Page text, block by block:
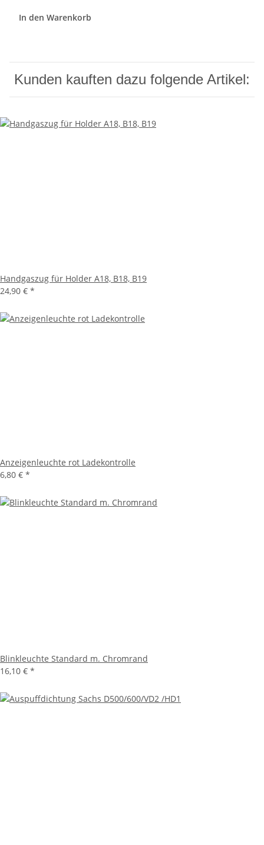
In den Warenkorb
Kunden kauften dazu folgende Artikel:
Handgaszug für Holder A18, B18, B19
24,90 € *
Anzeigenleuchte rot Ladekontrolle
6,80 € *
Blinkleuchte Standard m. Chromrand
16,10 € *